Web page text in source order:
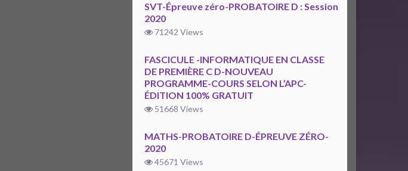
SVT-Épreuve zéro-PROBATOIRE D : Session
2020
71242 Views
FASCICULE -INFORMATIQUE EN CLASSE
DE PREMIÈRE C D-NOUVEAU
PROGRAMME-COURS SELON L’APC-
ÉDITION 100% GRATUIT
51668 Views
MATHS-PROBATOIRE D-ÉPREUVE ZÉRO-
2020
45671 Views